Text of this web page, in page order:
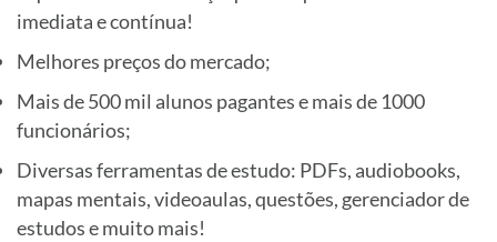
imediata e contínua!
Melhores preços do mercado;
Mais de 500 mil alunos pagantes e mais de 1000
funcionários;
Diversas ferramentas de estudo: PDFs, audiobooks,
mapas mentais, videoaulas, questões, gerenciador de
estudos e muito mais!